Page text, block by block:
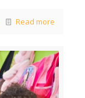
Read more